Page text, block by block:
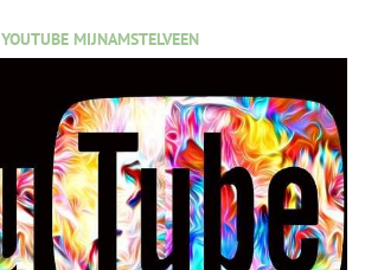
YOUTUBE MIJNAMSTELVEEN